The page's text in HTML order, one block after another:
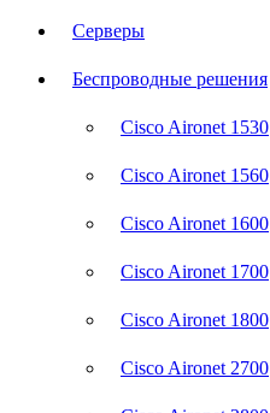
Серверы
Беспроводные решения
Cisco Aironet 1530
Cisco Aironet 1560
Cisco Aironet 1600
Cisco Aironet 1700
Cisco Aironet 1800
Cisco Aironet 2700